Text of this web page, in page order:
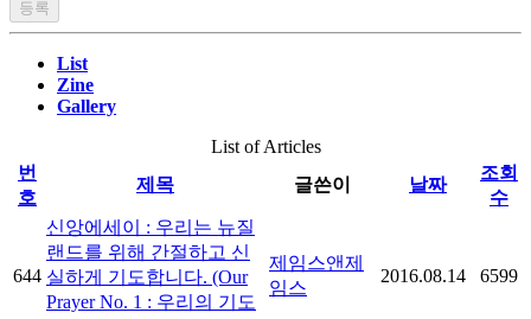
List
Zine
Gallery
List of Articles
번
호
제목 글쓴이 날짜
조회
수
644
신앙에세이 : 우리는 뉴질
랜드를 위해 간절하고 신
실하게 기도합니다. (Our
Prayer No. 1 : 우리의 기도
제임스앤제
임스
2016.08.14 6599